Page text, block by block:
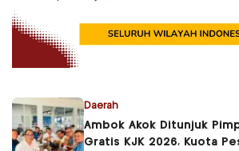
Daerah
Ambok Akok Ditunjuk
Gratis KJK 2026, Kuota